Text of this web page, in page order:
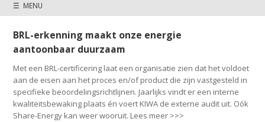
☰ MENU
BRL-erkenning maakt onze energie
aantoonbaar duurzaam
Met een BRL-certificering laat een organisatie zien dat het voldoet
aan de eisen aan het proces en/of product die zijn vastgesteld in
specifieke beoordelingsrichtlijnen. Jaarlijks vindt er een interne
kwaliteitsbewaking plaats én voert KIWA de externe audit uit. Oók
Share-Energy kan weer wooruit. Lees meer >>>